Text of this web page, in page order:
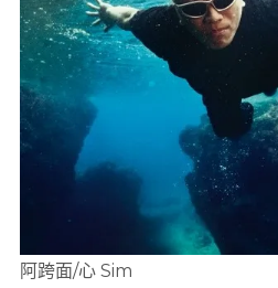
阿跨面/心 Sim